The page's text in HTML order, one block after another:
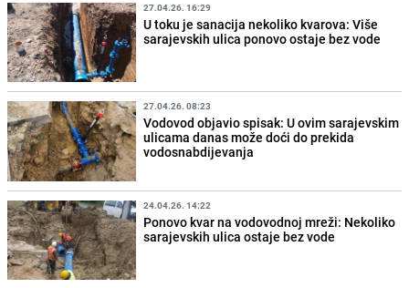
27.04.26. 16:29
U toku je sanacija nekoliko kvarova: Više
sarajevskih ulica ponovo ostaje bez vode
27.04.26. 08:23
Vodovod objavio spisak: U ovim sarajevskim
ulicama danas može doći do prekida
vodosnabdijevanja
24.04.26. 14:22
Ponovo kvar na vodovodnoj mreži: Nekoliko
sarajevskih ulica ostaje bez vode